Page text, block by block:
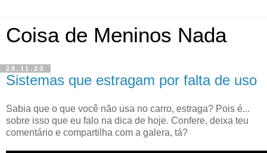
Coisa de Meninos Nada
28.11.23
Sistemas que estragam por falta de uso
Sabia que o que você não usa no carro, estraga? Pois é...
sobre isso que eu falo na dica de hoje. Confere, deixa teu
comentário e compartilha com a galera, tá?